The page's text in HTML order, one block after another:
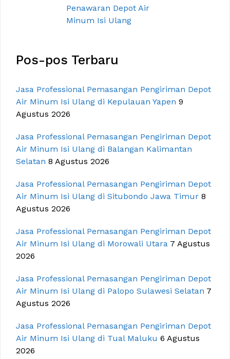
Pos-pos Terbaru
Jasa Professional Pemasangan Pengiriman Depot
Air Minum Isi Ulang di Kepulauan Yapen 9
Agustus 2026
Jasa Professional Pemasangan Pengiriman Depot
Air Minum Isi Ulang di Balangan Kalimantan
Selatan 8 Agustus 2026
Jasa Professional Pemasangan Pengiriman Depot
Air Minum Isi Ulang di Situbondo Jawa Timur 8
Agustus 2026
Jasa Professional Pemasangan Pengiriman Depot
Air Minum Isi Ulang di Morowali Utara 7 Agustus
2026
Jasa Professional Pemasangan Pengiriman Depot
Air Minum Isi Ulang di Palopo Sulawesi Selatan 7
Agustus 2026
Jasa Professional Pemasangan Pengiriman Depot
Air Minum Isi Ulang di Tual Maluku 6 Agustus
2026